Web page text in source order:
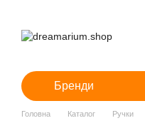
Бренди
Головна Каталог Ручки